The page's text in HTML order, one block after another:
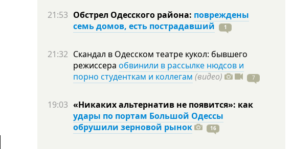
21:53 Обстрел Одесского района: повреждены
семь домов, есть пострадавший
1
21:32 Скандал в Одесском театре кукол: бывшего
режиссера обвинили в рассылке нюдсов и
порно студенткам и коллегам (видео) 7
19:03 «Никаких альтернатив не появится»: как
удары по портам Большой Одессы
обрушили зерновой рынок
16